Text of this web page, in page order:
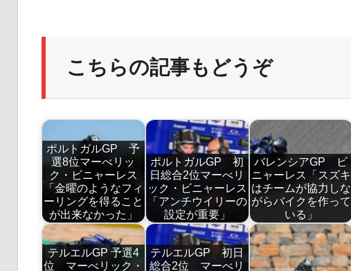
こちらの記事もどうぞ
ポルトガルGP 予
選8位マーべリッ
ク・ビニャーレス
「金曜のようなフィ
ーリングを得ること
が出来なかった」
ポルトガルGP 初
日総合2位マーべリ
ック・ビニャーレス
「アンチウイリーの
設定が重要」
バレンシアGP ビ
ニャーレス「スズキ
はチームが協力しな
がらバイクを作って
いる」
テルエルGP 予選4
位 マーべリック・
テルエルGP 初日
総合2位 マーべリ